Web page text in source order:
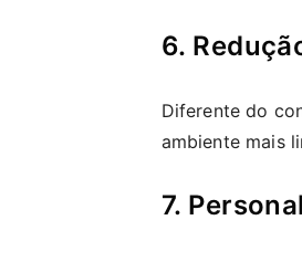
6.
Diferente do
ambiente mais
7.